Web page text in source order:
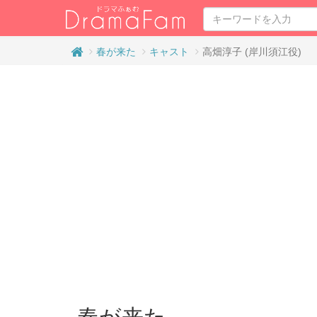
春が来た キャスト 高畑淳子 (岸川須江役)